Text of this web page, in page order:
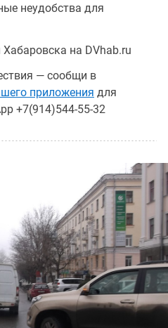
неудобства для
на DVhab.ru
— сообщи в
приложения для
+7(914)544-55-32